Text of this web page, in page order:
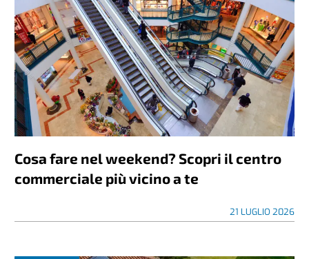
Cosa fare nel weekend? Scopri il centro
commerciale più vicino a te
21 LUGLIO 2026